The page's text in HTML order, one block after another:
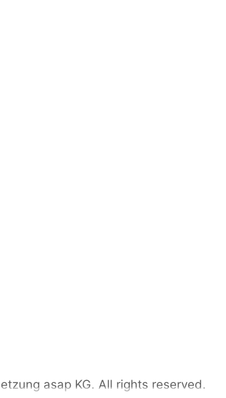
asap KG. All rights reserved.